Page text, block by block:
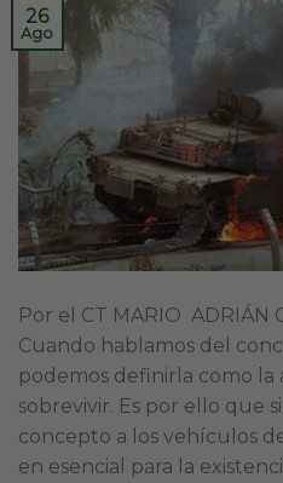
26
Ago
Por el CT MARIO ADRIÁN
Cuando hablamos del
podemos definirla como la
sobrevivir. Es por ello que
concepto a los vehículos
en esencial para la